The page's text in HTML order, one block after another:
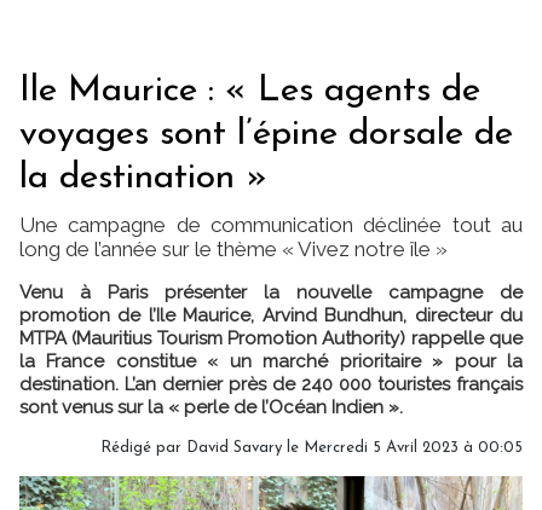
Ile Maurice : « Les agents de
voyages sont l’épine dorsale de
la destination »
Une campagne de communication déclinée tout au
long de l’année sur le thème « Vivez notre île »
Venu à Paris présenter la nouvelle campagne de
promotion de l’Ile Maurice, Arvind Bundhun, directeur du
MTPA (Mauritius Tourism Promotion Authority) rappelle que
la France constitue « un marché prioritaire » pour la
destination. L’an dernier près de 240 000 touristes français
sont venus sur la « perle de l’Océan Indien ».
Rédigé par David Savary le Mercredi 5 Avril 2023 à 00:05